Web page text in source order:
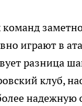
играют в
разница
клуб,
надежную